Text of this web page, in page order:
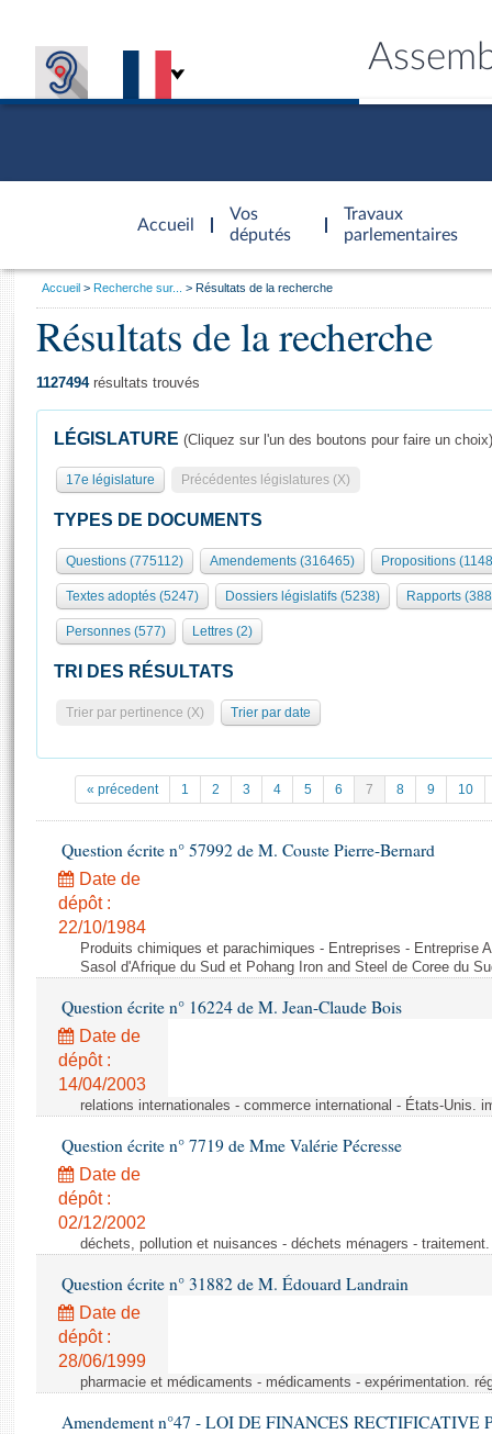
Accueil
d'accueil
Vos
députés
Travaux
parlementaires
Présidence
577 députés
Groupes politiques
Élections législatives
Séance publique
Commissions et autres organes
Europe et International
Contrôle et évaluation
Congrès
Pétitions
Documents parlementaires
Propositions de loi
Amendements
Textes adoptés
Rapports d'information
Rapports législatifs
Rapports sur l'application des lois
Baromètre de l’application des lois
Budget et sécurité sociale
Questions écrites et orales
Comptes rendus des débats
Général
Rôle et pouvoirs de l'Assemblée
Organisation de l'Assemblée
Présidence Conférence des Présidents Bureau Collège des
Statistiques et chiffres clés
Transparence et déontologie
Histoire
Juniors
Anciennes législatures
Liens vers les sites publics
Visiter l'Assemblée
Visite virtuelle du palais Bourbon
Assister à une séance
Accès des chercheurs à l’Assemblée
Les évènements
Les archives
Photos libres de droit
Vous
Accueil Recherche sur... Résultats de la recherche
Résultats de la recherche
1127494résultats trouvés
LÉGISLATURE (Cliquez sur l'un des boutons pour faire un choix)
17e législature Précédentes législatures (X)
TYPES DE DOCUMENTS
Questions (775112) Amendements (316465) Propositions
Textes adoptés (5247) Dossiers législatifs (5238) Rapports
Personnes (577) Lettres (2)
TRI DES RÉSULTATS
Trier par pertinence (X) Trier par date
« précedent 1 2 3 4 5 6 7 8 9 10
Question écrite n° 57992 de M. Couste Pierre-Bernard
Date de
dépôt :
22/10/1984
Produits chimiques et parachimiques - Entreprises - Entreprise
Sasol d'Afrique du Sud et Pohang Iron and Steel de Coree du
Question écrite n° 16224 de M. Jean-Claude Bois
Date de
dépôt :
14/04/2003
relations internationales - commerce international - États-Unis.
Question écrite n° 7719 de Mme Valérie Pécresse
Date de
dépôt :
02/12/2002
déchets, pollution et nuisances - déchets ménagers -
Question écrite n° 31882 de M. Édouard Landrain
Date de
dépôt :
28/06/1999
pharmacie et médicaments - médicaments - expérimentation.
Amendement n°47 - LOI DE FINANCES RECTIFICATIVE